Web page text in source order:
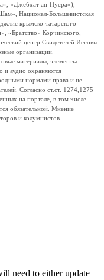
«Джебхат ан-Нусра»),
Национал-Большевистская
крымско-татарского
«Братство» Корчинского,
центр Свидетелей Иеговы
организации.
материалы, элементы
и аудио охраняются
нормами права и не
Согласно ст.ст. 1274,1275
на портале, в том числе
обязательной. Мнение
и колумнистов.
need to either update